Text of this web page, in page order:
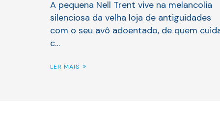
A pequena Nell Trent vive na melancolia
silenciosa da velha loja de antiguidades
com o seu avô adoentado, de quem
c…
LER MAIS